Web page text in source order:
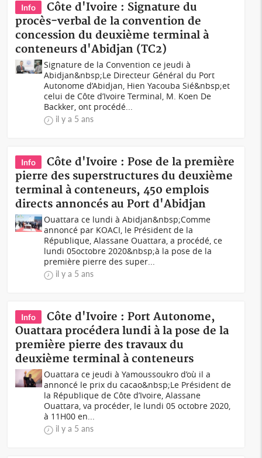
Info
Côte d'Ivoire : Signature du
procès-verbal de la convention de
concession du deuxième terminal à
conteneurs d'Abidjan (TC2)
Signature de la Convention ce jeudi à
Abidjan&nbsp;Le Directeur Général du Port
Autonome d’Abidjan, Hien Yacouba Sié&nbsp;et
celui de Côte d’Ivoire Terminal, M. Koen De
Backker, ont procédé...
il y a 5 ans
Info
Côte d'Ivoire : Pose de la première
pierre des superstructures du deuxième
terminal à conteneurs, 450 emplois
directs annoncés au Port d'Abidjan
Ouattara ce lundi à Abidjan&nbsp;Comme
annoncé par KOACI, le Président de la
République, Alassane Ouattara, a procédé, ce
lundi 05octobre 2020&nbsp;à la pose de la
première pierre des super...
il y a 5 ans
Info
Côte d'Ivoire : Port Autonome,
Ouattara procédera lundi à la pose de la
première pierre des travaux du
deuxième terminal à conteneurs
Ouattara ce jeudi à Yamoussoukro d’où il a
annoncé le prix du cacao&nbsp;Le Président de
la République de Côte d’Ivoire, Alassane
Ouattara, va procéder, le lundi 05 octobre 2020,
à 11H00 en...
il y a 5 ans